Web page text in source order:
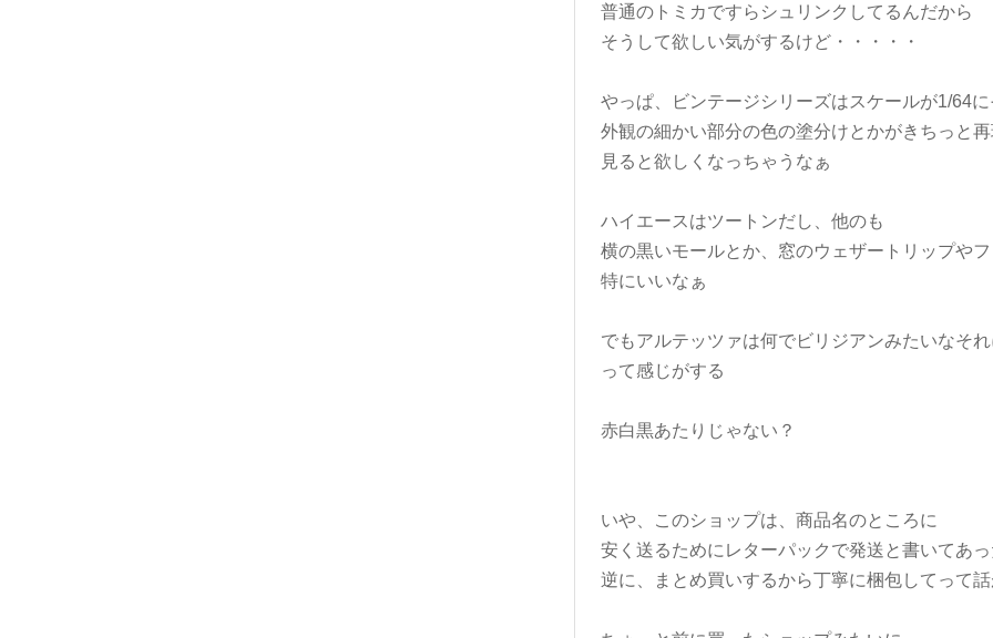
普通のトミカですらシュリンクしてるんだから
そうして欲しい気がするけど・・・・・
やっぱ、ビンテージシリーズはスケールが1/64
外観の細かい部分の色の塗分けとかがきちっと
見ると欲しくなっちゃうなぁ
ハイエースはツートンだし、他のも
横の黒いモールとか、窓のウェザートリップや
特にいいなぁ
でもアルテッツァは何でビリジアンみたいなそ
って感じがする
赤白黒あたりじゃない？
いや、このショップは、商品名のところに
安く送るためにレターパックで発送と書いてあ
逆に、まとめ買いするから丁寧に梱包してって